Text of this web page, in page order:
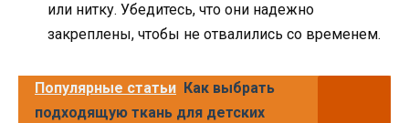
или нитку. Убедитесь, что они надежно
закреплены, чтобы не отвалились со временем.
Популярные статьи Как выбрать
подходящую ткань для детских